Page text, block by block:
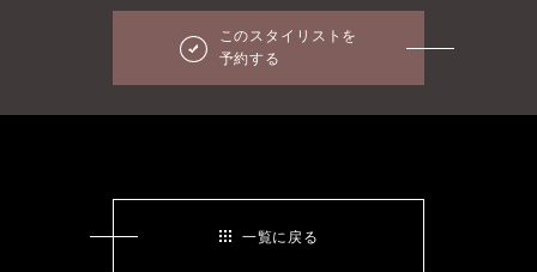
このスタイリストを
予約する
一覧に戻る